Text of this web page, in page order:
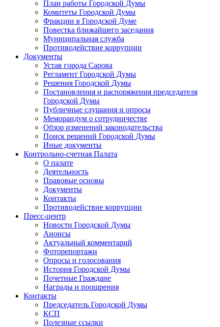
План работы Городской Думы
Комитеты Городской Думы
Фракции в Городской Думе
Повестка ближайшего заседания
Муниципальная служба
Противодействие коррупции
Документы
Устав города Сарова
Регламент Городской Думы
Решения Городской Думы
Постановления и распоряжения председателя
Городской Думы
Публичные слушания и опросы
Меморандум о сотрудничестве
Обзор изменений законодательства
Поиск решений Городской Думы
Иные документы
Контрольно-счетная Палата
О палате
Деятельность
Правовые основы
Документы
Контакты
Противодействие коррупции
Пресс-центр
Новости Городской Думы
Анонсы
Актуальный комментарий
Фоторепортажи
Опросы и голосования
История Городской Думы
Почетные Граждане
Награды и поощрения
Контакты
Председатель Городской Думы
КСП
Полезные ссылки